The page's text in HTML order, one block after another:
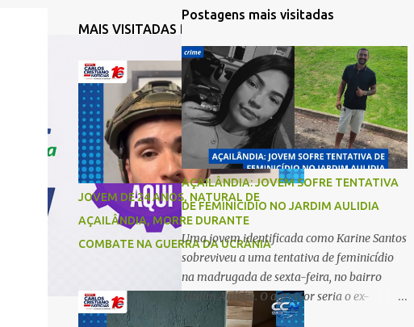
MAIS VISITADAS DA SEMANA
JOVEM DE 24 ANOS, NATURAL DE
AÇAILÂNDIA, MORRE DURANTE
COMBATE NA GUERRA DA UCRÂNIA
Postagens mais visitadas
AÇAILÂNDIA: JOVEM SOFRE TENTATIVA
DE FEMINICIDIO NO JARDIM AULIDIA
Uma jovem identificada como Karine Santos
sobreviveu a uma tentativa de feminicídio
na madrugada de sexta-feira, no bairro
Jardim Aulídia. O agressor seria o ex-
companheiro, com quem manteve um